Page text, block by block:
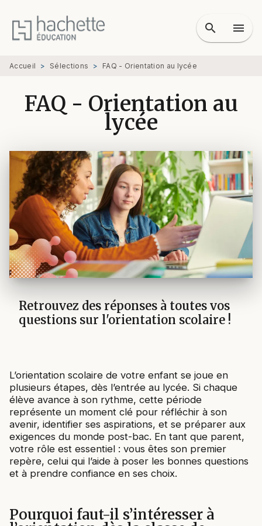
MENU RECHERCHE
PIED DE PAGE
search menu
Accueil > Sélections > FAQ - Orientation au lycée
FAQ - Orientation au
lycée
Retrouvez des réponses à toutes vos
questions sur l'orientation scolaire !
L’orientation scolaire de votre enfant se joue en
plusieurs étapes, dès l’entrée au lycée. Si chaque
élève avance à son rythme, cette période
représente un moment clé pour réfléchir à son
avenir, identifier ses aspirations, et se préparer aux
exigences du monde post-bac. En tant que parent,
votre rôle est essentiel : vous êtes son premier
repère, celui qui l’aide à poser les bonnes questions
et à prendre confiance en ses choix.
Pourquoi faut-il s’intéresser à